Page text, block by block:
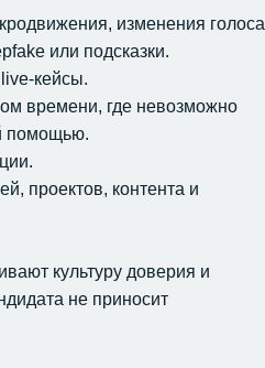
изменения голоса
или подсказки.
кейсы.
времени, где невозможно
помощью.
проектов, контента и
культуру доверия и
не приносит